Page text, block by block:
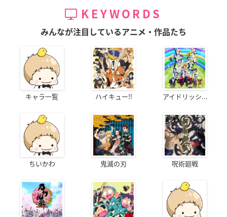
KEYWORDS
みんなが注目しているアニメ・作品たち
キャラ一覧 ハイキュー!! アイドリッシ...
ちいかわ 鬼滅の刃 呪術廻戦